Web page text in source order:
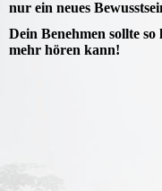
nur ein neues
Dein Benehmen sollte
mehr hören kann!